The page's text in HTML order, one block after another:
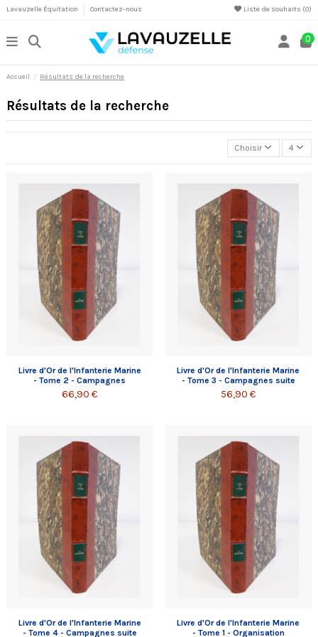
Lavauzelle Équitation Contactez-nous Liste de souhaits (0)
0
Accueil Résultats de la recherche
Résultats de la recherche
Choisir 4
Livre d'Or de l'Infanterie Marine
- Tome 2 - Campagnes
66,90 €
Livre d'Or de l'Infanterie Marine
- Tome 3 - Campagnes suite
56,90 €
Livre d'Or de l'Infanterie Marine
- Tome 4 - Campagnes suite
Livre d'Or de l'Infanterie Marine
- Tome 1 - Organisation